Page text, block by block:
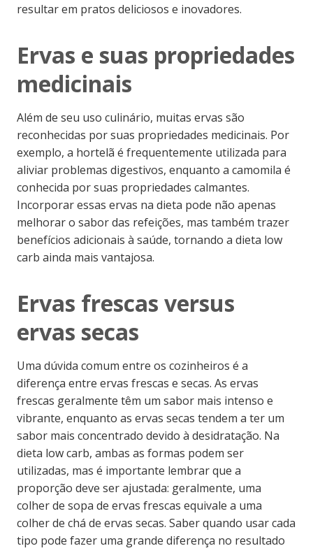
resultar em pratos deliciosos e inovadores.
Ervas e suas propriedades
medicinais
Além de seu uso culinário, muitas ervas são
reconhecidas por suas propriedades medicinais. Por
exemplo, a hortelã é frequentemente utilizada para
aliviar problemas digestivos, enquanto a camomila é
conhecida por suas propriedades calmantes.
Incorporar essas ervas na dieta pode não apenas
melhorar o sabor das refeições, mas também trazer
benefícios adicionais à saúde, tornando a dieta low
carb ainda mais vantajosa.
Ervas frescas versus
ervas secas
Uma dúvida comum entre os cozinheiros é a
diferença entre ervas frescas e secas. As ervas
frescas geralmente têm um sabor mais intenso e
vibrante, enquanto as ervas secas tendem a ter um
sabor mais concentrado devido à desidratação. Na
dieta low carb, ambas as formas podem ser
utilizadas, mas é importante lembrar que a
proporção deve ser ajustada: geralmente, uma
colher de sopa de ervas frescas equivale a uma
colher de chá de ervas secas. Saber quando usar cada
tipo pode fazer uma grande diferença no resultado